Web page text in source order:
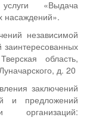
«Выдача
насаждений».
независимой
область,
д. 20
заключений
и предложений
организаций: